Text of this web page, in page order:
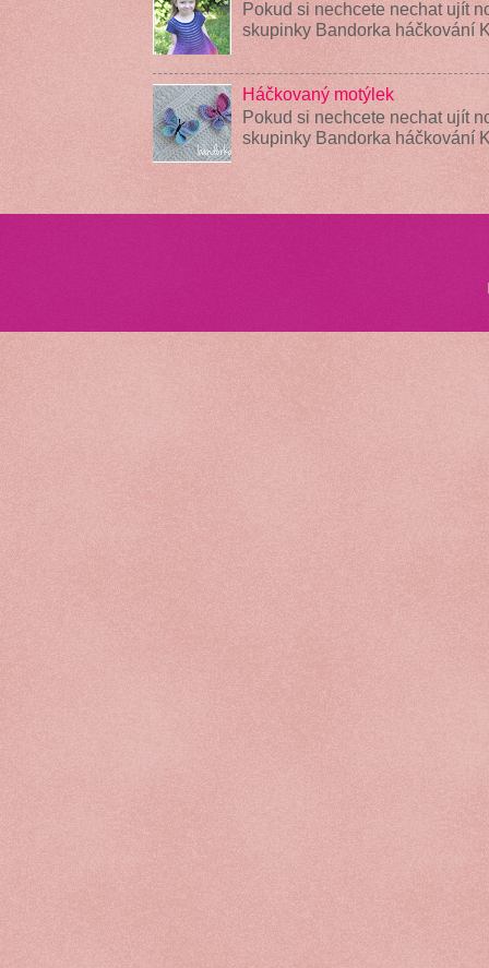
Pokud si nechcete nechat ujít
skupinky Bandorka háčkování
Háčkovaný motýlek
Pokud si nechcete nechat ujít
skupinky Bandorka háčkování